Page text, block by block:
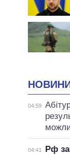
04:59
04:41
Рф